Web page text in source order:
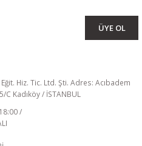
ÜYE OL
Hiz. Tic. Ltd. Şti. Adres: Acıbadem
Kadıköy / İSTANBUL
/